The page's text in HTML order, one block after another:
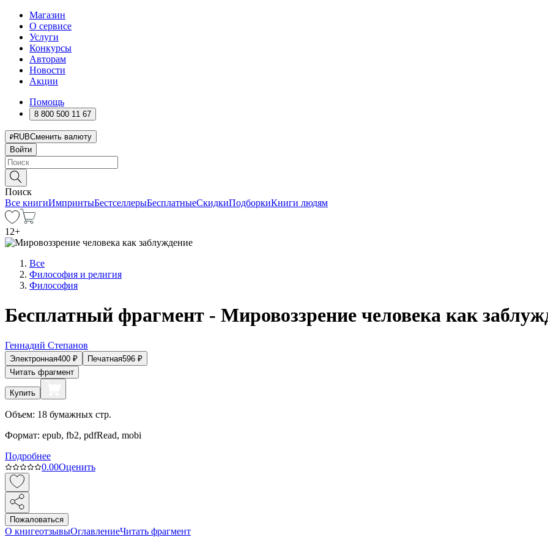
Магазин
О сервисе
Услуги
Конкурсы
Авторам
Новости
Акции
Помощь
8 800 500 11 67
RUBСменить валюту
Войти
Поиск
Все книгиИмпринтыБестселлерыБесплатныеСкидкиПодборкиКниги людям
12+
Все
Философия и религия
Философия
Бесплатный фрагмент - Мировоззрение человека как
Геннадий Степанов
Электронная400 ₽ Печатная596 ₽
Читать фрагмент
Купить
Объем: 18 бумажных стр.
Формат: epub, fb2, pdfRead, mobi
Подробнее
0.00Оценить
Пожаловаться
О книгеотзывыОглавлениеЧитать фрагмент